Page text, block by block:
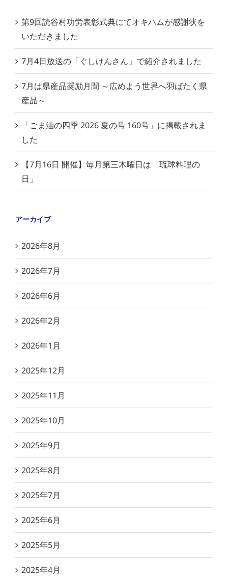
第9回読谷村功労表彰式典にてオキハムが感謝状を
いただきました
7月4日放送の「ぐしけんさん」で紹介されました
7月は県産品奨励月間 ～広めよう世界へ羽ばたく県
産品～
「ごま油の四季 2026 夏の号 160号」に掲載されま
した
【7月16日 開催】毎月第三木曜日は「琉球料理の
日」
アーカイブ
2026年8月
2026年7月
2026年6月
2026年2月
2026年1月
2025年12月
2025年11月
2025年10月
2025年9月
2025年8月
2025年7月
2025年6月
2025年5月
2025年4月